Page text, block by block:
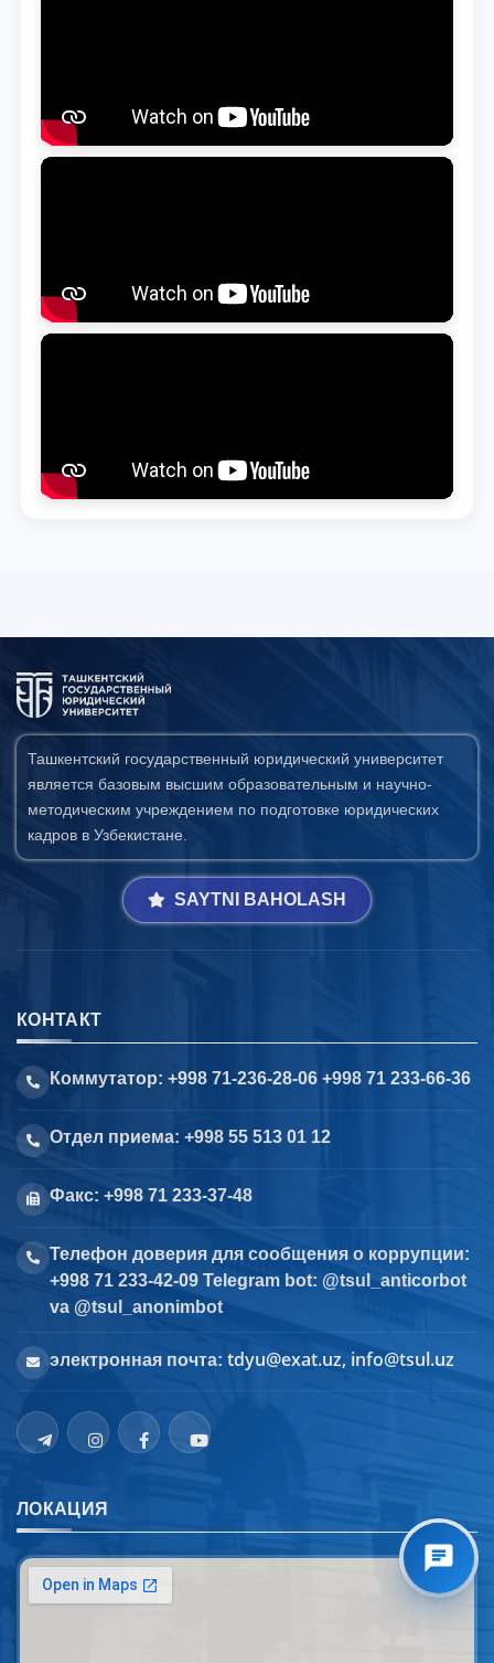
Ташкентский государственный юридический университет
является базовым высшим образовательным и научно-
методическим учреждением по подготовке юридических
кадров в Узбекистане.
SAYTNI BAHOLASH
КОНТАКТ
Коммутатор: +998 71-236-28-06 +998 71 233-66-36
Отдел приема: +998 55 513 01 12
Факс: +998 71 233-37-48
Телефон доверия для сообщения о коррупции:
+998 71 233-42-09 Telegram bot: @tsul_anticorbot
va @tsul_anonimbot
электронная почта: tdyu@exat.uz, info@tsul.uz
ЛОКАЦИЯ